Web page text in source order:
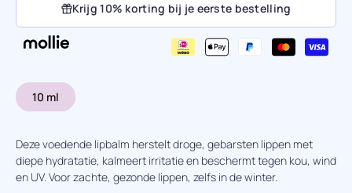
10 ml
Deze voedende lipbalm herstelt droge, gebarsten lippen met
diepe hydratatie, kalmeert irritatie en beschermt tegen kou, wind
en UV. Voor zachte, gezonde lippen, zelfs in de winter.
Krijg 10% korting bij je eerste bestelling